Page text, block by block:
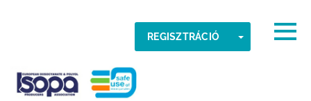
REGISZTRÁCIÓ TOGGLE
ISOPA-AISBL